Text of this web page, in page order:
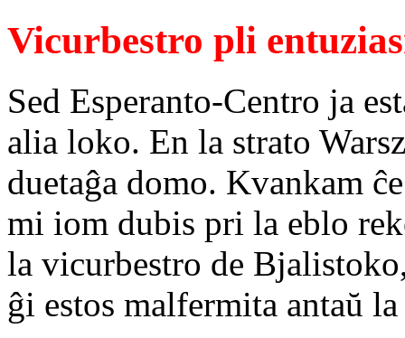
Vicurbestro pli
Sed Esperanto-Centro ja
alia loko. En la strato
duetaĝa domo. Kvankam
mi iom dubis pri la eblo
la vicurbestro de
ĝi estos malfermita antaŭ